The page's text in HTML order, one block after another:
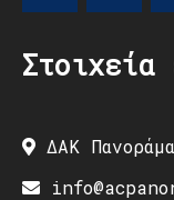
Στοιχεία
ΔΑΚ